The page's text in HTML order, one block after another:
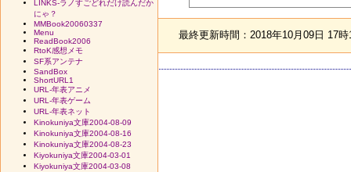
最終更新時間：2018年10月09日 17
LINKS-ラノすごどれだけ読んだか
にゃ？
MMBook20060337
Menu
ReadBook2006
RtoK感想メモ
SF系アンテナ
SandBox
ShortURL1
URL-年表アニメ
URL-年表ゲーム
URL-年表ネット
Kinokuniya文庫2004-08-09
Kinokuniya文庫2004-08-16
Kinokuniya文庫2004-08-23
Kiyokuniya文庫2004-03-01
Kiyokuniya文庫2004-03-08